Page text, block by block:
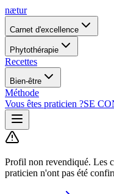
nætur
Carnet d'excellence
Phytothérapie
Recettes
Bien-être
Méthode
Vous êtes praticien ?SE
Profil non revendiqué. Les
praticien n'ont pas été